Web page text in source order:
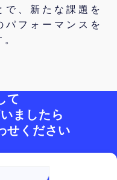
で、新たな課題を
パフォーマンスを
て
ましたら
せください